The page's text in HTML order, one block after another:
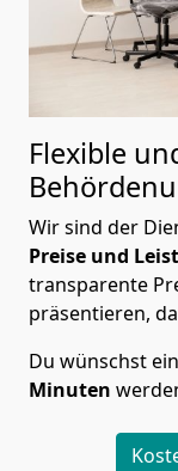
Flexible
Wir sind der
Preise und
transparente
präsentieren,
Du wünschst
Minuten